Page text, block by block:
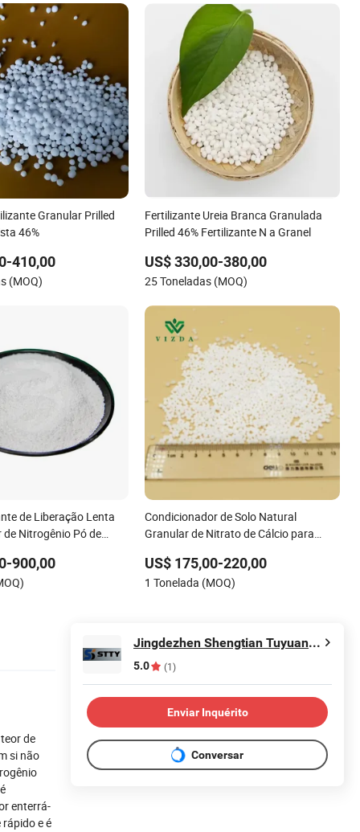
Granular Prilled
46%
410,00
(MOQ)
Fertilizante Ureia Branca Granulada
Prilled 46% Fertilizante N a Granel
US$ 330,00-380,00
25 Toneladas (MOQ)
de Liberação Lenta
de Nitrogênio Pó de
900,00
Condicionador de Solo Natural
Granular de Nitrato de Cálcio para
das Plantas
US$ 175,00-220,00
1 Tonelada (MOQ)
de
si não
enterrá-
e é
Jingdezhen Shengtian Tuyuan Trading Co., Ltd
5.0 (1)
Enviar Inquérito
Conversar